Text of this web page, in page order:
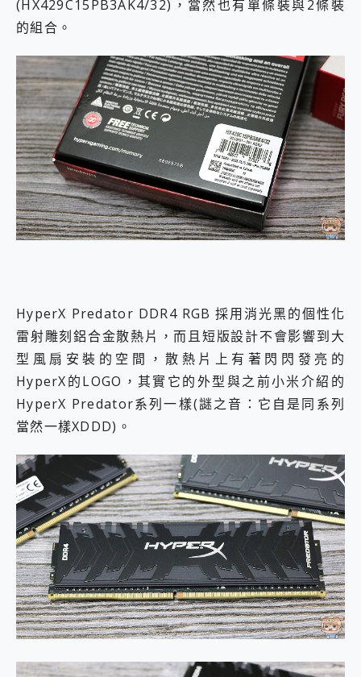
(HX429C15PB3AK4/32)，當然也有單條裝與2條裝
的組合。
HyperX Predator DDR4 RGB 採用消光黑的個性化
雷射雕刻鋁合金散熱片，而且短版設計不會影響到大
型風扇安裝的空間，散熱片上有著閃閃發亮的
HyperX的LOGO，其實它的外型與之前小米介紹的
HyperX Predator系列一樣(謎之音：它自是同系列
當然一樣XDDD)。